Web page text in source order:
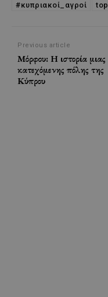
#κυπριακοί_αγροί
top
Previous article
Μόρφου: Η ιστορία μιας
κατεχόμενης πόλης της
Κύπρου